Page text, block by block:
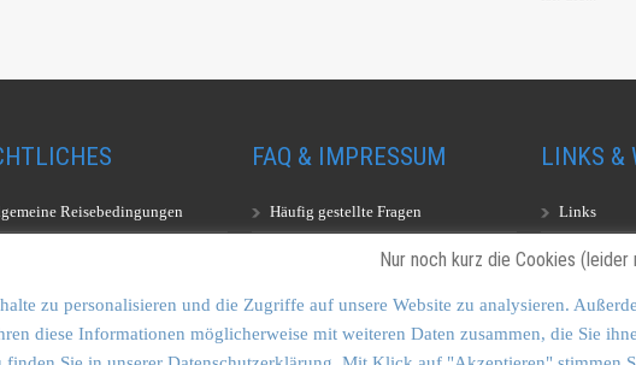
Reisebedingungen
FAQ & IMPRESSUM
Häufig gestellte Fragen
LINKS &
Links
Webcams
Nur noch kurz die Cookies (leider
zu personalisieren und die Zugriffe auf unsere Website zu analysieren.
diese Informationen möglicherweise mit weiteren Daten zusammen, die Sie